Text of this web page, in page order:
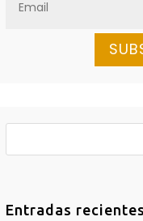
Entradas recientes